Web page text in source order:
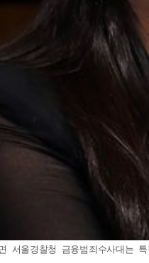
서울경찰청 금융범죄수사대는